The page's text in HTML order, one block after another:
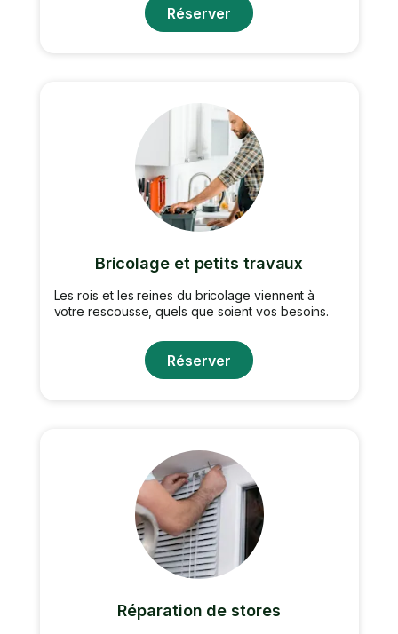
Réserver
Bricolage et petits travaux
Les rois et les reines du bricolage viennent à
votre rescousse, quels que soient vos besoins.
Réserver
Réparation de stores